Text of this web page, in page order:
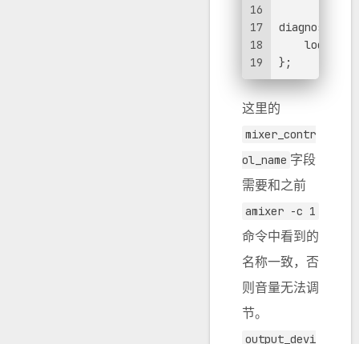
16
17
18
19
diagnostics
};
这里的
mixer_contr
ol_name 字段
需要和之前
amixer -c 1
命令中看到的
名称一致，否
则音量无法调
节。
output_devi